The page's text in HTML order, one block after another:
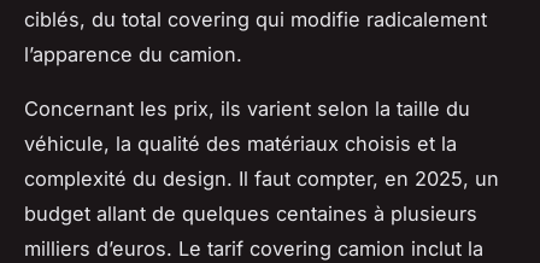
ciblés, du total covering qui modifie radicalement
l’apparence du camion.
Concernant les prix, ils varient selon la taille du
véhicule, la qualité des matériaux choisis et la
complexité du design. Il faut compter, en 2025, un
budget allant de quelques centaines à plusieurs
milliers d’euros. Le tarif covering camion inclut la